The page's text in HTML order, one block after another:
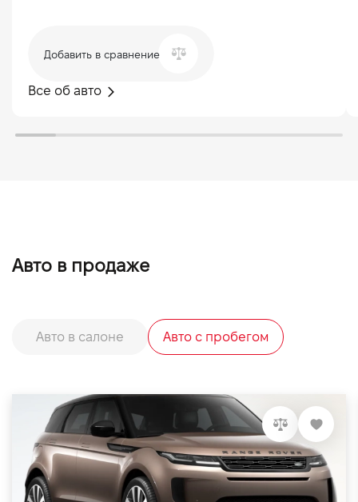
Все об авто
Добавить в сравнение
Авто в продаже
Авто в салоне Авто с пробегом